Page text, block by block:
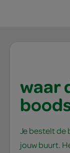
waar
Je bestelt de
jouw buurt.